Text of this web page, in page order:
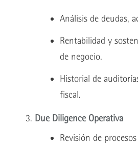
Análisis de deudas,
Rentabilidad y
de negocio.
Historial de
fiscal.
Due Diligence Operativa
Revisión de